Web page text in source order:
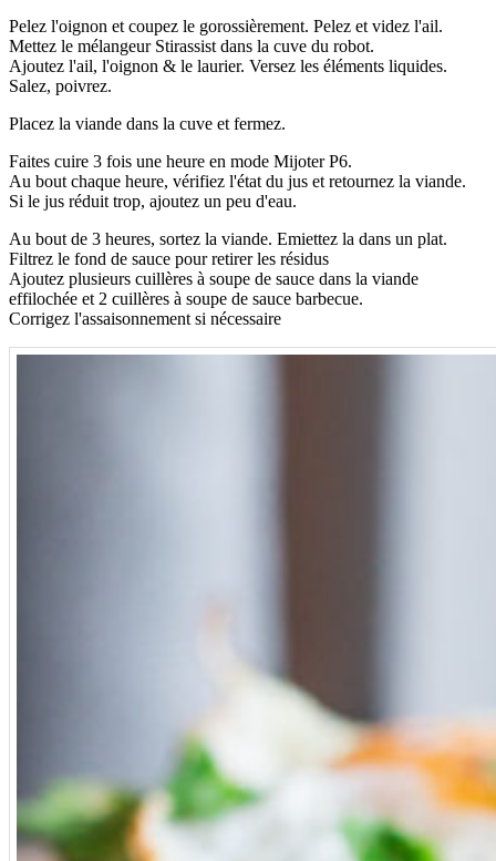
Pelez l'oignon et coupez le gorossièrement. Pelez et videz l'ail.
Mettez le mélangeur Stirassist dans la cuve du robot.
Ajoutez l'ail, l'oignon & le laurier. Versez les éléments liquides.
Salez, poivrez.
Placez la viande dans la cuve et fermez.
Faites cuire 3 fois une heure en mode Mijoter P6.
Au bout chaque heure, vérifiez l'état du jus et retournez la viande.
Si le jus réduit trop, ajoutez un peu d'eau.
Au bout de 3 heures, sortez la viande. Emiettez la dans un plat.
Filtrez le fond de sauce pour retirer les résidus
Ajoutez plusieurs cuillères à soupe de sauce dans la viande
effilochée et 2 cuillères à soupe de sauce barbecue.
Corrigez l'assaisonnement si nécessaire